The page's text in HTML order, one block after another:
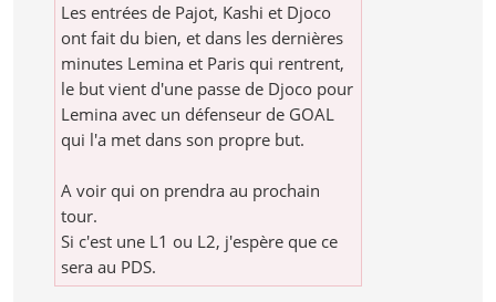
Les entrées de Pajot, Kashi et Djoco
ont fait du bien, et dans les dernières
minutes Lemina et Paris qui rentrent,
le but vient d'une passe de Djoco pour
Lemina avec un défenseur de GOAL
qui l'a met dans son propre but.
A voir qui on prendra au prochain
tour.
Si c'est une L1 ou L2, j'espère que ce
sera au PDS.